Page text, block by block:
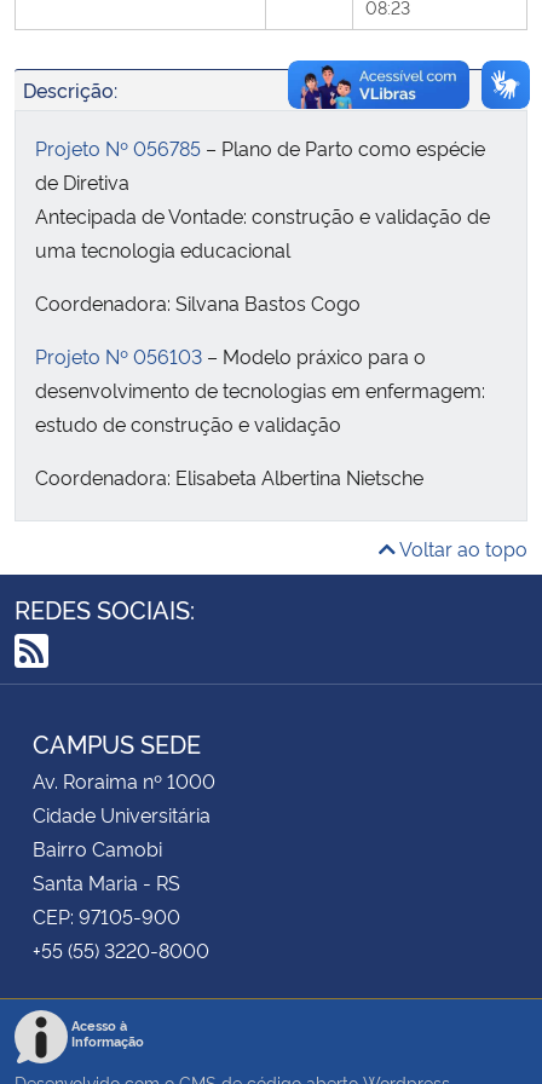
Gabinete de Segurança Institucional
Advocacia-Geral da União
Banco Central do Brasil
08:23
Descrição:
Projeto Nº 056785 – Plano de Parto como espécie
de Diretiva
Antecipada de Vontade: construção e validação de
uma tecnologia educacional
Coordenadora: Silvana Bastos Cogo
Projeto Nº 056103 – Modelo práxico para o
desenvolvimento de tecnologias em enfermagem:
estudo de construção e validação
Coordenadora: Elisabeta Albertina Nietsche
Projeto Nº 055739– Mudanças comportamentais
de mulheres jovens em tratamento oncológico
Coordenadora: Graciela Dutra Sehnem
Voltar ao topo
REDES SOCIAIS:
RSS
CAMPUS SEDE
Av. Roraima nº 1000
Cidade Universitária
Bairro Camobi
Santa Maria - RS
CEP: 97105-900
+55 (55) 3220-8000
Acesso à
Informação